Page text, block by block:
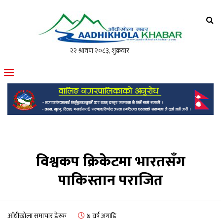
मोफसलकै लोकप्रिय अनलाइन पत्रिका
विश्वकप क्रिकेटमा भारतसँग
पाकिस्तान पराजित
आँधीखोला समाचार डेस्क ७ वर्ष अगाडि